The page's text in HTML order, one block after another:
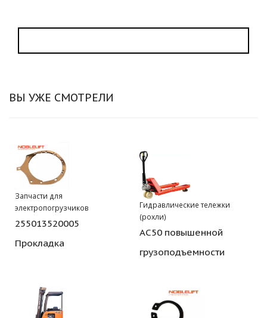
ВЫ УЖЕ СМОТРЕЛИ
Запчасти для
электропогрузчиков
255013520005
Прокладка
Гидравлические тележки
(рохли)
AC50 повышенной
грузоподъемности